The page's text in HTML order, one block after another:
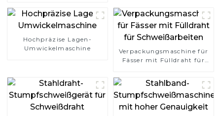
Hochpräzise Lagen-
Umwickelmaschine
Verpackungsmaschine für
Fässer mit Fülldraht für